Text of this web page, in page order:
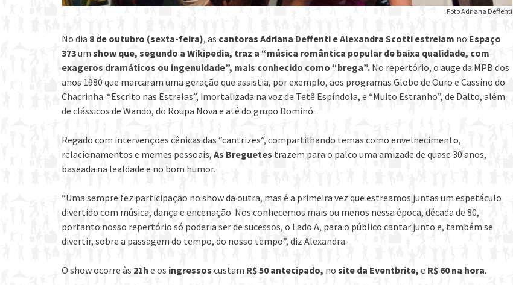
Foto Adriana Deffenti
No dia 8 de outubro (sexta-feira), as cantoras Adriana Deffenti e Alexandra Scotti estreiam no Espaço
373um show que, segundo a Wikipedia, traz a “música romântica popular de baixa qualidade, com
exageros dramáticos ou ingenuidade”, mais conhecido como “brega”. No repertório, o auge da MPB dos
anos 1980 que marcaram uma geração que assistia, por exemplo, aos programas Globo de Ouro e Cassino do
Chacrinha: “Escrito nas Estrelas”, imortalizada na voz de Tetê Espíndola, e “Muito Estranho”, de Dalto, além
de clássicos de Wando, do Roupa Nova e até do grupo Dominó.
Regado com intervenções cênicas das “cantrizes”, compartilhando temas como envelhecimento,
relacionamentos e memes pessoais, As Breguetes trazem para o palco uma amizade de quase 30 anos,
baseada na lealdade e no bom humor.
“Uma sempre fez participação no show da outra, mas é a primeira vez que estreamos juntas um espetáculo
divertido com música, dança e encenação. Nos conhecemos mais ou menos nessa época, década de 80,
portanto nosso repertório só poderia ser de sucessos, o Lado A, para o público cantar junto e, também se
divertir, sobre a passagem do tempo, do nosso tempo”, diz Alexandra.
O show ocorre às 21h e os ingressos custam R$ 50 antecipado, no site da Eventbrite, e R$ 60 na hora.